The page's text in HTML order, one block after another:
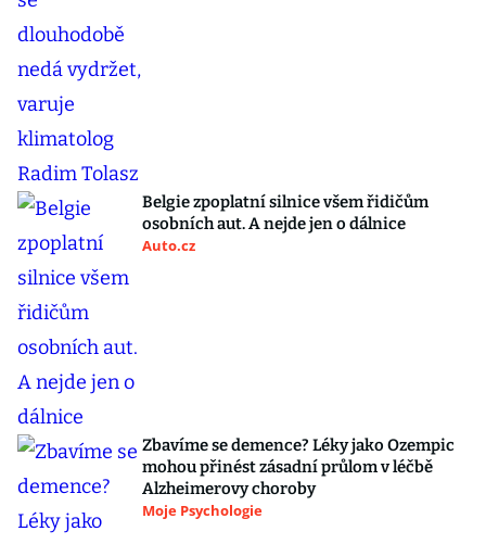
Belgie zpoplatní silnice všem řidičům
osobních aut. A nejde jen o dálnice
Auto.cz
Zbavíme se demence? Léky jako Ozempic
mohou přinést zásadní průlom v léčbě
Alzheimerovy choroby
Moje Psychologie